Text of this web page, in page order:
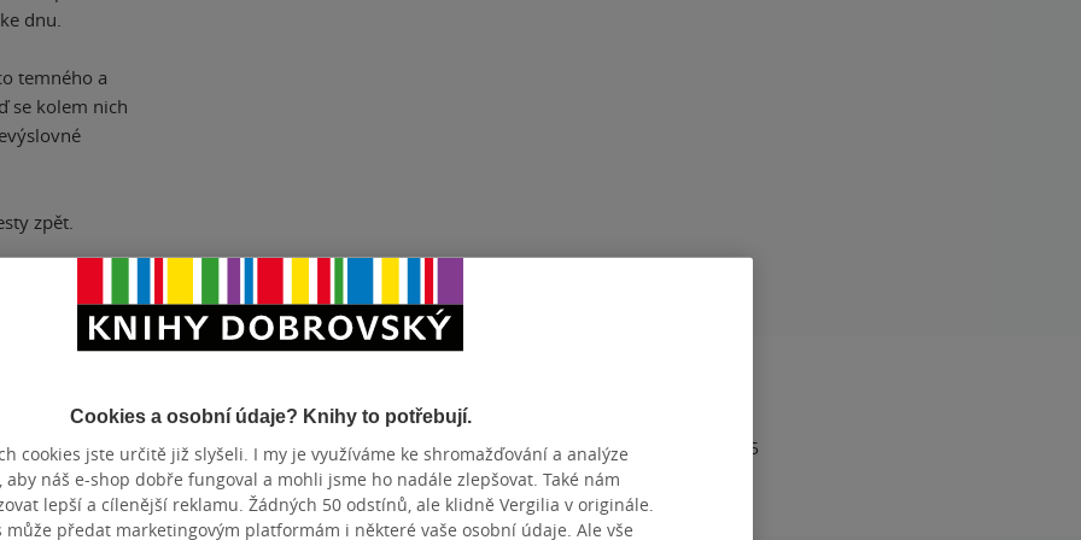
dnu.
temného a
se kolem nich
zpět.
518 g
čeština
VYDÁNÍ
ISBN
978-80-277-2137-5
Cookies a osobní údaje? Knihy to potřebují.
cookies jste určitě již slyšeli. I my je využíváme ke shromažďování a analýze
aby náš e-shop dobře fungoval a mohli jsme ho nadále zlepšovat. Také nám
lepší a cílenější reklamu. Žádných 50 odstínů, ale klidně Vergilia v originále.
může předat marketingovým platformám i některé vaše osobní údaje. Ale vše